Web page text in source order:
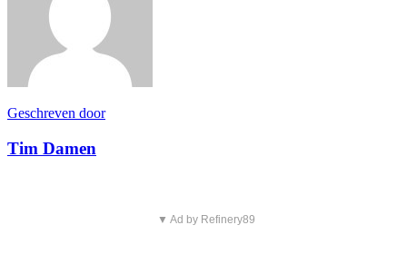
Geschreven door
Tim Damen
▼ Ad by Refinery89